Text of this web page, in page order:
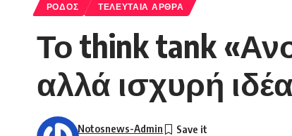
ΡΟΔΟΣ ΤΕΛΕΥΤΑΙΑ ΑΡΘΡΑ
Το think tank
αλλά ισχυρή ιδέα
Notosnews-Admin